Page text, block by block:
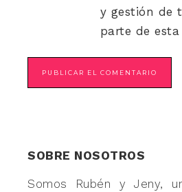
y gestión de
parte de esta
SOBRE NOSOTROS
Somos Rubén y Jeny,